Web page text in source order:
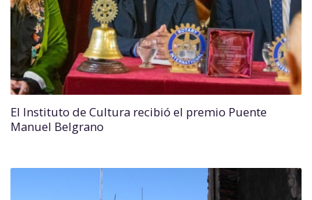
El Instituto de Cultura recibió el premio Puente
Manuel Belgrano